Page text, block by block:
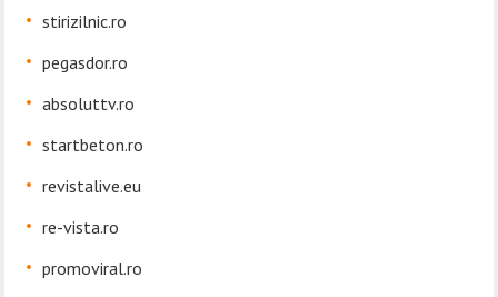
stirizilnic.ro
pegasdor.ro
absoluttv.ro
startbeton.ro
revistalive.eu
re-vista.ro
promoviral.ro